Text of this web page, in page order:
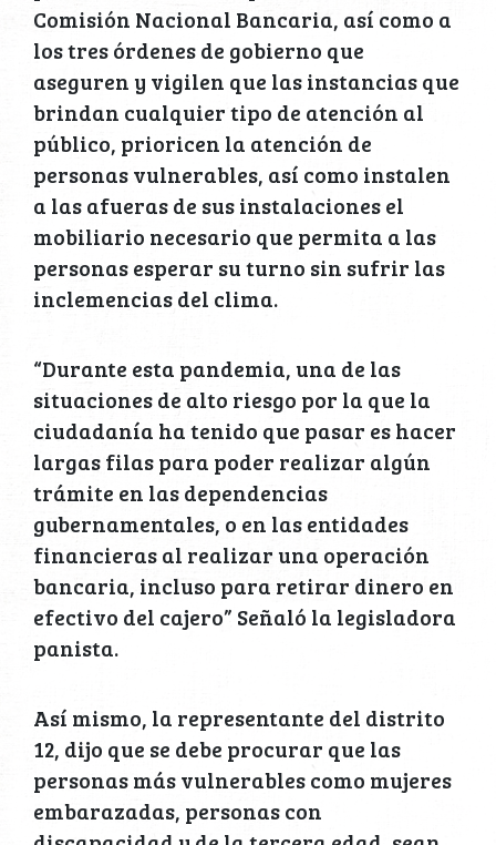
Comisión Nacional Bancaria, así como a
los tres órdenes de gobierno que
aseguren y vigilen que las instancias que
brindan cualquier tipo de atención al
público, prioricen la atención de
personas vulnerables, así como instalen
a las afueras de sus instalaciones el
mobiliario necesario que permita a las
personas esperar su turno sin sufrir las
inclemencias del clima.
“Durante esta pandemia, una de las
situaciones de alto riesgo por la que la
ciudadanía ha tenido que pasar es hacer
largas filas para poder realizar algún
trámite en las dependencias
gubernamentales, o en las entidades
financieras al realizar una operación
bancaria, incluso para retirar dinero en
efectivo del cajero” Señaló la legisladora
panista.
Así mismo, la representante del distrito
12, dijo que se debe procurar que las
personas más vulnerables como mujeres
embarazadas, personas con